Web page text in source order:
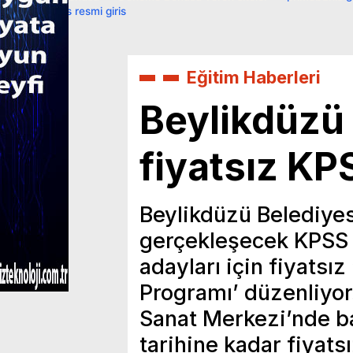
primebahis resmi giris
Eğitim Haberleri
Beylikdüzü
fiyatsız
Beylikdüzü
gerçekleşecek
adayları için fiyatsız
Programı’
Sanat Merkezi’nde
tarihine kadar